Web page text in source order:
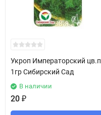
Укроп Императорский цв.п
1гр Сибирский Сад
В наличии
20 ₽